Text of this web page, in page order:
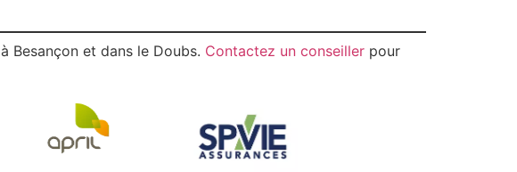
à Besançon et dans le Doubs. Contactez un conseiller pour